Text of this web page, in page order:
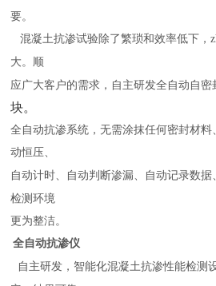
要。
混凝土抗渗试验除了繁琐和效率低下，
大。顺
应广大客户的需求，自主研发全自动自
块。
全自动抗渗系统，无需涂抹任何密封材
动恒压、
自动计时、自动判断渗漏、自动记录数
检测环境
更为整洁。
全自动抗渗仪
自主研发，智能化混凝土抗渗性能检测